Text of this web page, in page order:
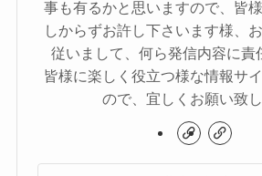
事も有るかと思いますので、皆
しからずお許し下さいます様、
従いまして、何ら発信内容に責
皆様に楽しく役立つ様な情報サ
ので、宜しくお願い致し